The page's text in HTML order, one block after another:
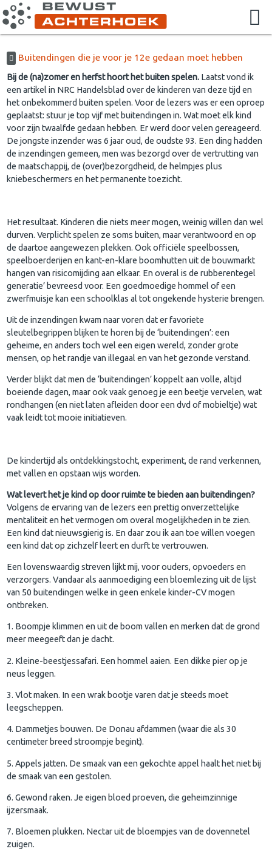
Buitendingen die je voor je 12e gedaan moet hebben
Bij de (na)zomer en herfst hoort het buiten spelen. Laatst vond ik
een artikel in NRC Handelsblad over de kinderen van deze tijd en
het onbekommerd buiten spelen. Voor de lezers was er een oproep
geplaatst: stuur je top vijf met buitendingen in. Wat moet elk kind
voor zijn twaalfde gedaan hebben. Er werd door velen gereageerd.
De jongste inzender was 6 jaar oud, de oudste 93. Een ding hadden
de inzendingen gemeen, men was bezorgd over de vertrutting van
de maatschappij, de (over)bezorgdheid, de helmpjes plus
kniebeschermers en het permanente toezicht.
Het resultaat. Kinderen die niets meer mogen, weinig willen dan wel
durven. Verplicht spelen ze soms buiten, maar verantwoord en op
de daartoe aangewezen plekken. Ook officiële speelbossen,
speelboerderijen en kant-en-klare boomhutten uit de bouwmarkt
hangen van risicomijding aan elkaar. En overal is de rubberentegel
generatie’ bevreesd voor. Een goedmoedige hommel of een
zwerfmuisje kan een schoolklas al tot ongekende hysterie brengen.
Uit de inzendingen kwam naar voren dat er favoriete
sleutelbegrippen blijken te horen bij de ‘buitendingen’: een
geheime, en anders toch wel een eigen wereld, zonder grote
mensen, op het randje van illegaal en van het gezonde verstand.
Verder blijkt dat men de ‘buitendingen’ koppelt aan volle, altijd
boeiende dagen, maar ook vaak genoeg je een beetje vervelen, wat
rondhangen (en niet laten afleiden door een dvd of mobieltje) wat
vaak leidt tot mooie initiatieven.
De kindertijd als ontdekkingstocht, experiment, de rand verkennen,
met vallen en opstaan wijs worden.
Wat levert het je kind op door ruimte te bieden aan buitendingen?
Volgens de ervaring van de lezers een prettig onverzettelijke
mentaliteit en het vermogen om overal mogelijkheden in te zien.
Een kind dat nieuwsgierig is. En daar zou ik aan toe willen voegen
een kind dat op zichzelf leert en durft te vertrouwen.
Een lovenswaardig streven lijkt mij, voor ouders, opvoeders en
verzorgers. Vandaar als aanmoediging een bloemlezing uit de lijst
van 50 buitendingen welke in geen enkele kinder-CV mogen
ontbreken.
1. Boompje klimmen en uit de boom vallen en merken dat de grond
meer meegeeft dan je dacht.
2. Kleine-beestjessafari. Een hommel aaien. Een dikke pier op je
neus leggen.
3. Vlot maken. In een wrak bootje varen dat je steeds moet
leegscheppen.
4. Dammetjes bouwen. De Donau afdammen (waar die als 30
centimeter breed stroompje begint).
5. Appels jatten. De smaak van een gekochte appel haalt het niet bij
de smaak van een gestolen.
6. Gewond raken. Je eigen bloed proeven, die geheimzinnige
ijzersmaak.
7. Bloemen plukken. Nectar uit de bloempjes van de dovennetel
zuigen.